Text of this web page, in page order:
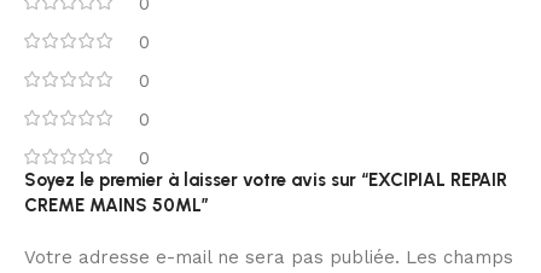
0
0
0
0
Soyez le premier à laisser votre avis sur “EXCIPIAL REPAIR
CREME MAINS 50ML”
Votre adresse e-mail ne sera pas publiée. Les champs